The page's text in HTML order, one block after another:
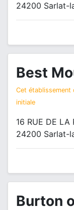
24200 Sarlat-
Best
Cet établissement
initiale
16 RUE DE LA
24200 Sarlat-
Burton